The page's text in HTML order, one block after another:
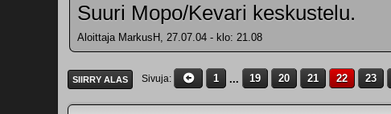
Suuri Mopo/Kevari keskustelu.
Aloittaja MarkusH, 27.07.04 - klo: 21.08
SIIRRY ALAS Sivuja 1 ... 19 20 21 22 23